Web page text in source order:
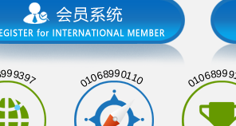
01068990110